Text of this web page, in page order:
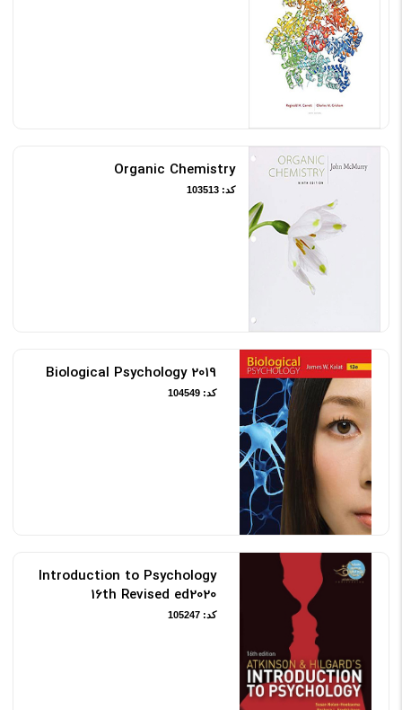
Organic Chemistry
کد: 103513
Biological Psychology 2019
کد: 104549
Introduction to Psychology
16th Revised ed2020
کد: 105247